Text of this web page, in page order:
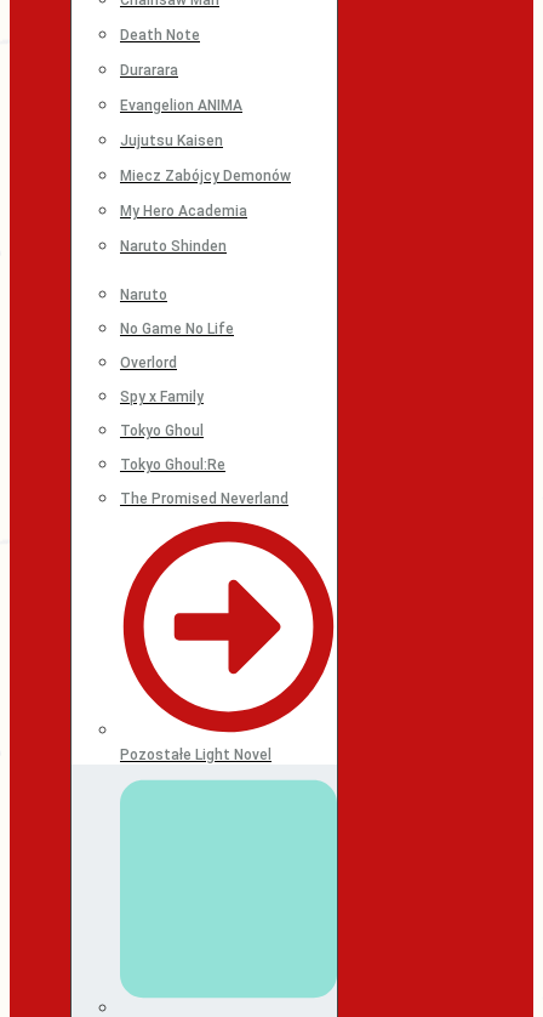
Death Note
Durarara
Evangelion ANIMA
Jujutsu Kaisen
Miecz Zabójcy Demonów
My Hero Academia
Naruto Shinden
Naruto
No Game No Life
Overlord
Spy x Family
Tokyo Ghoul
Tokyo Ghoul:Re
The Promised Neverland
Pozostałe Light Novel